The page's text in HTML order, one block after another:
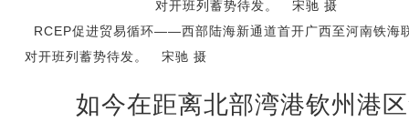
RCEP促进贸易循环——西部陆海新通道首开广西至河南铁海
对开班列蓄势待发。 宋驰 摄
如今在距离北部湾港钦州港